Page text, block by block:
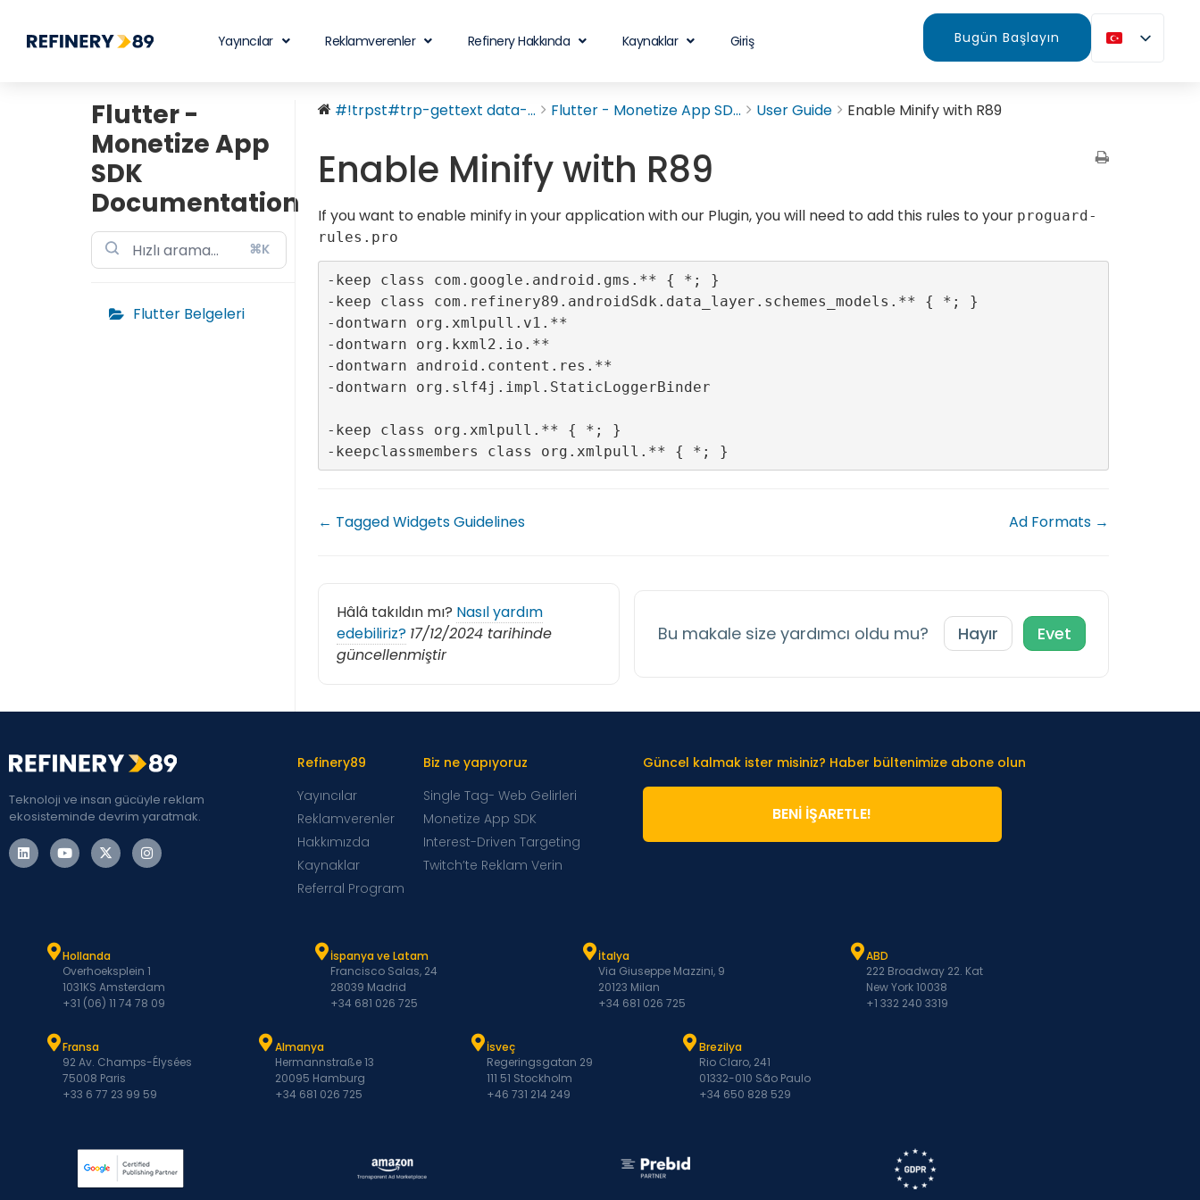
Yayıncılar Reklamverenler Refinery Hakkında Kaynaklar Giriş Bugün Başlayın
Flutter -
Monetize App
SDK
Documentation
⌘K
Flutter Belgeleri
#!trpst#trp-gettext data-... Flutter - Monetize App SD... User Guide Enable Minify with R89
Enable Minify with R89
If you want to enable minify in your application with our Plugin, you will need to add this rules to your proguard-
rules.pro
-keep class com.google.android.gms.** { *; }
-keep class com.refinery89.androidSdk.data_layer.schemes_models.** { *; }
-dontwarn org.xmlpull.v1.**
-dontwarn org.kxml2.io.**
-dontwarn android.content.res.**
-dontwarn org.slf4j.impl.StaticLoggerBinder
-keep class org.xmlpull.** { *; }
← Tagged Widgets Guidelines Ad Formats →
Hâlâ takıldın mı? Nasıl yardım
edebiliriz? 17/12/2024 tarihinde
güncellenmiştir
Bu makale size yardımcı oldu mu? Hayır Evet
Teknoloji ve insan gücüyle reklam
ekosisteminde devrim yaratmak.
Refinery89
Yayıncılar
Reklamverenler
Hakkımızda
Kaynaklar
Referral Program
Biz ne yapıyoruz
Single Tag- Web Gelirleri
Monetize App SDK
Interest-Driven Targeting
Twitch’te Reklam Verin
Güncel kalmak ister misiniz? Haber bültenimize abone olun
BENİ İŞARETLE!
Hollanda
Overhoeksplein 1
1031KS Amsterdam
+31 (06) 11 74 78 09
İspanya ve Latam
Francisco Salas, 24
28039 Madrid
+34 681 026 725
İtalya
Via Giuseppe Mazzini, 9
20123 Milan
+34 681 026 725
ABD
222 Broadway 22. Kat
New York 10038
+1 332 240 3319
Fransa
92 Av. Champs-Élysées
75008 Paris
+33 6 77 23 99 59
Almanya
Hermannstraße 13
20095 Hamburg
+34 681 026 725
İsveç
Regeringsgatan 29
111 51 Stockholm
+46 731 214 249
Brezilya
Rio Claro, 241
01332-010 São Paulo
+34 650 828 529